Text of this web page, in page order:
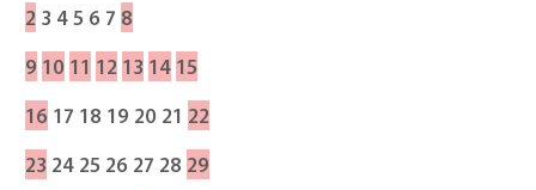
2 3 45 6 7 8
9 10 11 12 13 14 15
16 17 18 19 20 21 22
23 24 25 26 27 28 29